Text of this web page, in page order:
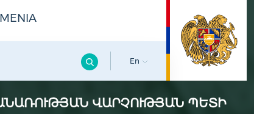
En
ՎԱՐՉՈՒԹՅԱՆ ՊԵՏԻ (